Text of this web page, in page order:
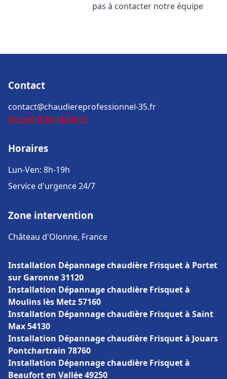
pas à contacter notre équipe
Contact
contact@chaudiereprofessionnel-35.fr
Accueil Informations
Horaires
Lun-Ven: 8h-19h
Service d'urgence 24/7
Zone intervention
Château d'Olonne, France
Installation Dépannage chaudière Frisquet à Portet
sur Garonne 31120
Installation Dépannage chaudière Frisquet à
Moulins lès Metz 57160
Installation Dépannage chaudière Frisquet à Saint
Max 54130
Installation Dépannage chaudière Frisquet à Jouars
Pontchartrain 78760
Installation Dépannage chaudière Frisquet à
Beaufort en Vallée 49250